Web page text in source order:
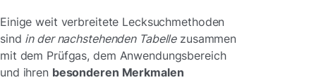
Einige weit verbreitete Lecksuchmethoden
sind in der nachstehenden Tabellezusammen
mit dem Prüfgas, dem Anwendungsbereich
und ihren besonderen Merkmalen